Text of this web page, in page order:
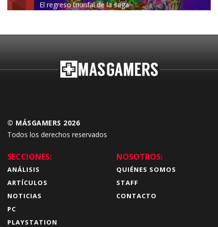
El regreso triunfal de la saga
© MÁSGAMERS 2026
Todos los derechos reservados
SECCIONES:
ANÁLISIS
ARTÍCULOS
NOTICIAS
PC
PLAYSTATION
NOSOTROS:
QUIÉNES SOMOS
STAFF
CONTACTO